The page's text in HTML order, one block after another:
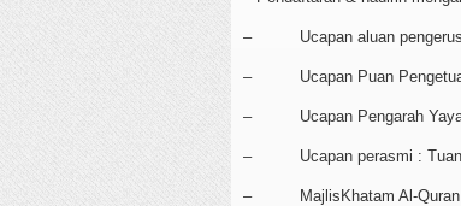
– Ucapan aluan
– Ucapan Puan
– Ucapan Pengarah
– Ucapan perasmi : Tuan
– MajlisKhatam Al-Quran